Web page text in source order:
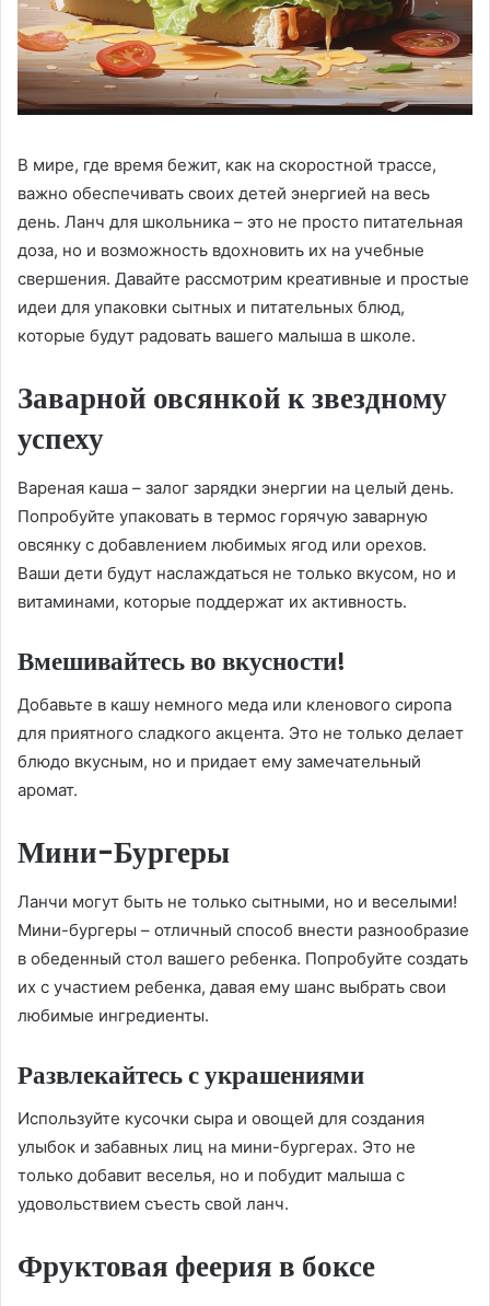
В мире, где время бежит, как на скоростной трассе,
важно обеспечивать своих детей энергией на весь
день. Ланч для школьника – это не просто питательная
доза, но и возможность вдохновить их на учебные
свершения. Давайте рассмотрим креативные и простые
идеи для упаковки сытных и питательных блюд,
которые будут радовать вашего малыша в школе.
Заварной овсянкой к звездному
успеху
Вареная каша – залог зарядки энергии на целый день.
Попробуйте упаковать в термос горячую заварную
овсянку с добавлением любимых ягод или орехов.
Ваши дети будут наслаждаться не только вкусом, но и
витаминами, которые поддержат их активность.
Вмешивайтесь во вкусности!
Добавьте в кашу немного меда или кленового сиропа
для приятного сладкого акцента. Это не только делает
блюдо вкусным, но и придает ему замечательный
аромат.
Мини-Бургеры
Ланчи могут быть не только сытными, но и веселыми!
Мини-бургеры – отличный способ внести разнообразие
в обеденный стол вашего ребенка. Попробуйте создать
их с участием ребенка, давая ему шанс выбрать свои
любимые ингредиенты.
Развлекайтесь с украшениями
Используйте кусочки сыра и овощей для создания
улыбок и забавных лиц на мини-бургерах. Это не
только добавит веселья, но и побудит малыша с
удовольствием съесть свой ланч.
Фруктовая феерия в боксе